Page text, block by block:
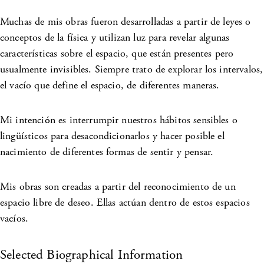
Muchas de mis obras fueron desarrolladas a partir de leyes o
conceptos de la física y utilizan luz para revelar algunas
características sobre el espacio, que están presentes pero
usualmente invisibles. Siempre trato de explorar los intervalos,
el vacío que define el espacio, de diferentes maneras.
Mi intención es interrumpir nuestros hábitos sensibles o
lingüísticos para desacondicionarlos y hacer posible el
nacimiento de diferentes formas de sentir y pensar.
Mis obras son creadas a partir del reconocimiento de un
espacio libre de deseo. Ellas actúan dentro de estos espacios
vacíos.
Selected Biographical Information